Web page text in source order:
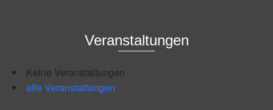
Veranstaltungen
Keine Veranstaltungen
alle Veranstaltungen